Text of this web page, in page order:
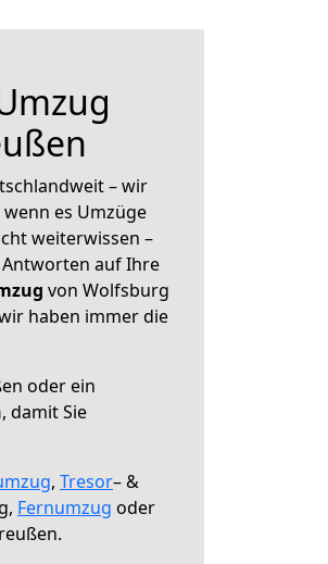
– wir
es Umzüge
weiterwissen –
Antworten auf Ihre
von Wolfsburg
haben immer die
oder ein
, damit Sie
, Tresor– &
Fernumzug oder